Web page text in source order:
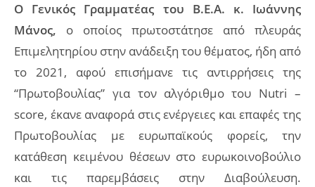
Ο Γενικός Γραμματέας του Β.Ε.Α. κ. Ιωάννης
Μάνος, ο οποίος πρωτοστάτησε από πλευράς
Επιμελητηρίου στην ανάδειξη του θέματος, ήδη από
το 2021, αφού επισήμανε τις αντιρρήσεις της
“Πρωτοβουλίας” για τον αλγόριθμο του Nutri –
score, έκανε αναφορά στις ενέργειες και επαφές της
Πρωτοβουλίας με ευρωπαϊκούς φορείς, την
κατάθεση κειμένου θέσεων στο ευρωκοινοβούλιο
και τις παρεμβάσεις στην Διαβούλευση.